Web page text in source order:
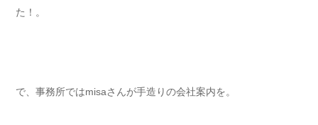
た！。
で、事務所ではmisaさんが手造りの会社案内を。